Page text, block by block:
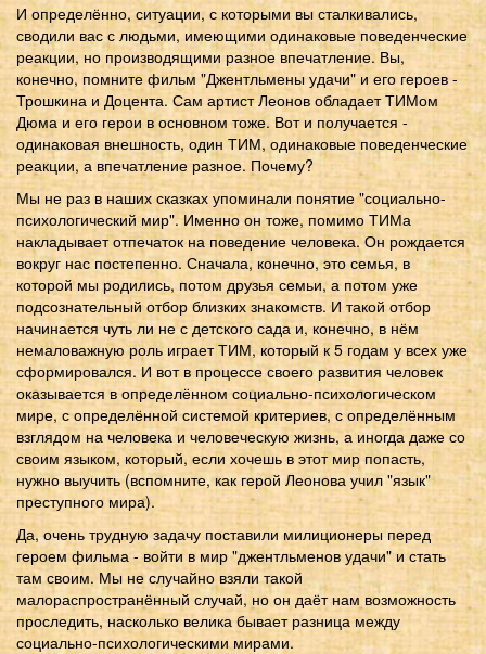
И определённо, ситуации, с которыми вы сталкивались,
сводили вас с людьми, имеющими одинаковые поведенческие
реакции, но производящими разное впечатление. Вы,
конечно, помните фильм "Джентльмены удачи" и его героев -
Трошкина и Доцента. Сам артист Леонов обладает ТИМом
Дюма и его герои в основном тоже. Вот и получается -
одинаковая внешность, один ТИМ, одинаковые поведенческие
реакции, а впечатление разное. Почему?
Мы не раз в наших сказках упоминали понятие "социально-
психологический мир". Именно он тоже, помимо ТИМа
накладывает отпечаток на поведение человека. Он рождается
вокруг нас постепенно. Сначала, конечно, это семья, в
которой мы родились, потом друзья семьи, а потом уже
подсознательный отбор близких знакомств. И такой отбор
начинается чуть ли не с детского сада и, конечно, в нём
немаловажную роль играет ТИМ, который к 5 годам у всех уже
сформировался. И вот в процессе своего развития человек
оказывается в определённом социально-психологическом
мире, с определённой системой критериев, с определённым
взглядом на человека и человеческую жизнь, а иногда даже со
своим языком, который, если хочешь в этот мир попасть,
нужно выучить (вспомните, как герой Леонова учил "язык"
преступного мира).
Да, очень трудную задачу поставили милиционеры перед
героем фильма - войти в мир "джентльменов удачи" и стать
там своим. Мы не случайно взяли такой
малораспространённый случай, но он даёт нам возможность
проследить, насколько велика бывает разница между
социально-психологическими мирами.